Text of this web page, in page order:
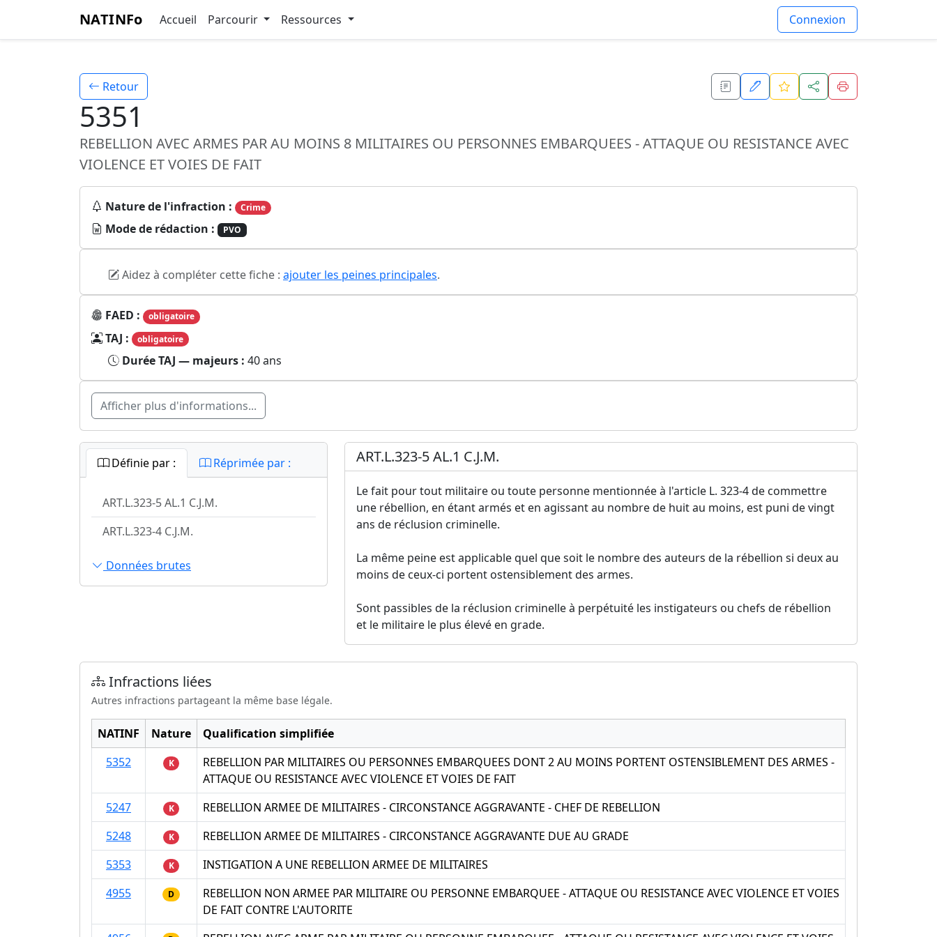
NATINFo Accueil Parcourir Ressources Connexion
Retour
5351
REBELLION AVEC ARMES PAR AU MOINS 8 MILITAIRES OU PERSONNES EMBARQUEES - ATTAQUE OU RESISTANCE AVEC
VIOLENCE ET VOIES DE FAIT
Nature de l'infraction : Crime
Mode de rédaction : PVO
Aidez à compléter cette fiche : ajouter les peines principales.
FAED : obligatoire
TAJ : obligatoire
Durée TAJ — majeurs : 40 ans
Afficher plus d'informations...
Définie par : Réprimée par :
ART.L.323-5 AL.1 C.J.M.
ART.L.323-4 C.J.M.
Données brutes
ART.L.323-5 AL.1 C.J.M.
Le fait pour tout militaire ou toute personne mentionnée à l'article L. 323-4 de commettre
une rébellion, en étant armés et en agissant au nombre de huit au moins, est puni de vingt
ans de réclusion criminelle.
La même peine est applicable quel que soit le nombre des auteurs de la rébellion si deux au
moins de ceux-ci portent ostensiblement des armes.
Sont passibles de la réclusion criminelle à perpétuité les instigateurs ou chefs de rébellion
et le militaire le plus élevé en grade.
Infractions liées
Autres infractions partageant la même base légale.
NATINF Nature
Qualification simplifiée
5352
K
REBELLION PAR MILITAIRES OU PERSONNES EMBARQUEES DONT 2 AU MOINS PORTENT OSTENSIBLEMENT DES ARMES -
ATTAQUE OU RESISTANCE AVEC VIOLENCE ET VOIES DE FAIT
5247
K
REBELLION ARMEE DE MILITAIRES - CIRCONSTANCE AGGRAVANTE - CHEF DE REBELLION
5248
K
REBELLION ARMEE DE MILITAIRES - CIRCONSTANCE AGGRAVANTE DUE AU GRADE
5353
K
INSTIGATION A UNE REBELLION ARMEE DE MILITAIRES
4955
D
REBELLION NON ARMEE PAR MILITAIRE OU PERSONNE EMBARQUEE - ATTAQUE OU RESISTANCE AVEC VIOLENCE ET VOIES
DE FAIT CONTRE L'AUTORITE